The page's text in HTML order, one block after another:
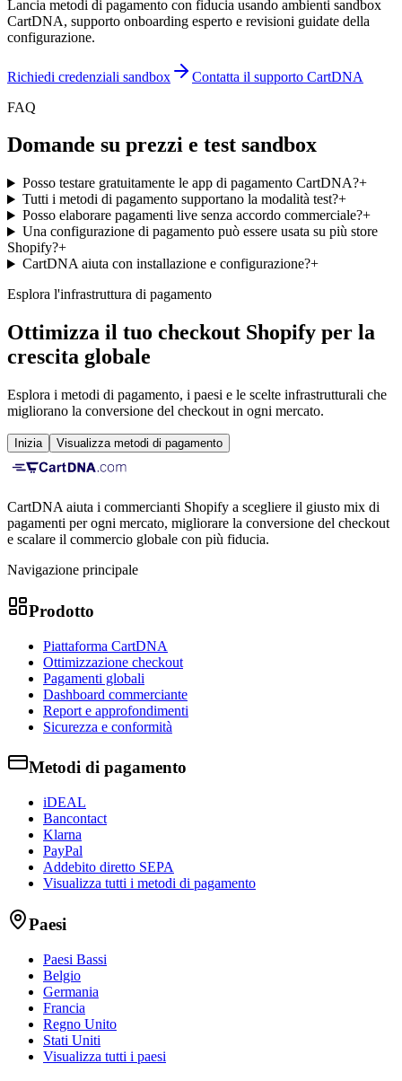
Lancia metodi di pagamento con fiducia usando ambienti sandbox
CartDNA, supporto onboarding esperto e revisioni guidate della
configurazione.
Richiedi credenziali sandbox
Contatta il supporto CartDNA
FAQ
Domande su prezzi e test sandbox
Posso testare gratuitamente le app di pagamento CartDNA?+
Tutti i metodi di pagamento supportano la modalità test?+
Posso elaborare pagamenti live senza accordo commerciale?+
Una configurazione di pagamento può essere usata su più store
Shopify?+
CartDNA aiuta con installazione e configurazione?+
Esplora l'infrastruttura di pagamento
Ottimizza il tuo checkout Shopify per la
crescita globale
Esplora i metodi di pagamento, i paesi e le scelte infrastrutturali che
migliorano la conversione del checkout in ogni mercato.
Inizia Visualizza metodi di pagamento
CartDNA aiuta i commercianti Shopify a scegliere il giusto mix di
pagamenti per ogni mercato, migliorare la conversione del checkout
e scalare il commercio globale con più fiducia.
Navigazione principale
Prodotto
Piattaforma CartDNA
Ottimizzazione checkout
Pagamenti globali
Dashboard commerciante
Report e approfondimenti
Sicurezza e conformità
Metodi di pagamento
iDEAL
Bancontact
Klarna
PayPal
Addebito diretto SEPA
Visualizza tutti i metodi di pagamento
Paesi
Paesi Bassi
Belgio
Germania
Francia
Regno Unito
Stati Uniti
Visualizza tutti i paesi